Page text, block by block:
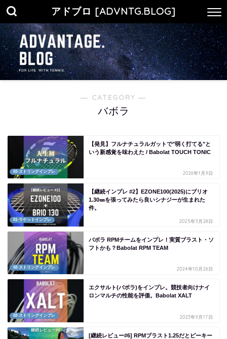
アドブロ [ADVNTG.BLOG]
― CATEGORY ―
バボラ
02-ストリングインプレ
【発見】フルナチュラルガットで"弱く打てる"と
いう新感覚を味わえた / Babolat TOUCH TONIC
2026年1月9日
01-ラケットインプレ
【継続インプレ #2】EZONE100(2025)にブリオ
1.30㎜を張ってみたら良いシナジーが生まれた
件。
2025年3月28日
02-ストリングインプレ
バボラ RPMチームをインプレ！実質ブラスト・ソ
フトかも？Babolat RPM TEAM
2024年10月26日
02-ストリングインプレ
エクサルト(バボラ)をインプレ。競技者向けナイ
ロンマルチの性能を評価。Babolat XALT
2023年9月17日
[継続レビュー#6] RPMブラスト1.25だとピーキー